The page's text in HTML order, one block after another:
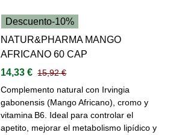
Descuento-10%
NATUR&PHARMA MANGO
AFRICANO 60 CAP
14,33 € 15,92 €
Complemento natural con Irvingia
gabonensis (Mango Africano), cromo y
vitamina B6. Ideal para controlar el
apetito, mejorar el metabolismo lipídico y